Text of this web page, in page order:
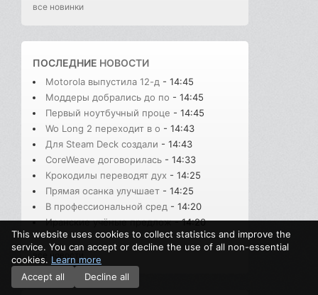
все новинки
ПОСЛЕДНИЕ НОВОСТИ
Motorola выпустила 12-д - 14:45
Моддеры добрались до по - 14:45
Первый ноутбучный проце - 14:45
Wo Long 2 переходит в о - 14:43
Для Steam Deck создали - 14:43
CoreWeave договорилась - 14:33
Крокодилы переводят дух - 14:25
Прямая осанка улучшает - 14:25
В профессиональной сред - 14:20
Иранские учёные предлож- 14:20
все новости
This website uses cookies to collect statistics and improve the
service. You can accept or decline the use of all non-essential
cookies. Learn more
Accept all
Decline all